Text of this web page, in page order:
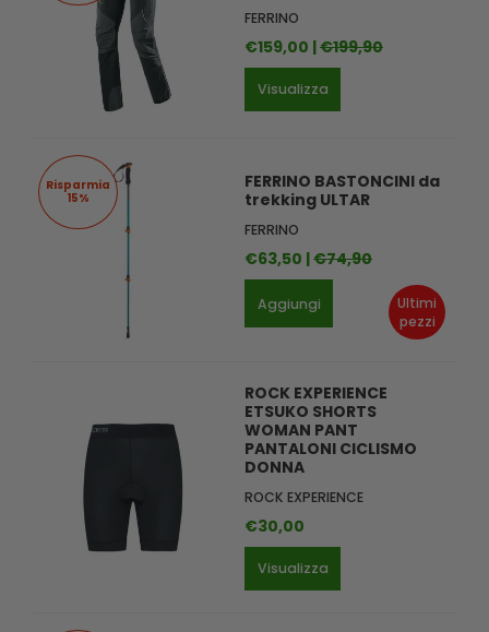
FERRINO
€159,00 |€199,90
Visualizza
Ultimi
pezzi
Risparmia
15%
FERRINO BASTONCINI da
trekking ULTAR
FERRINO
€63,50 |€74,90
Aggiungi
ROCK EXPERIENCE
ETSUKO SHORTS
WOMAN PANT
PANTALONI CICLISMO
DONNA
ROCK EXPERIENCE
€30,00
Visualizza